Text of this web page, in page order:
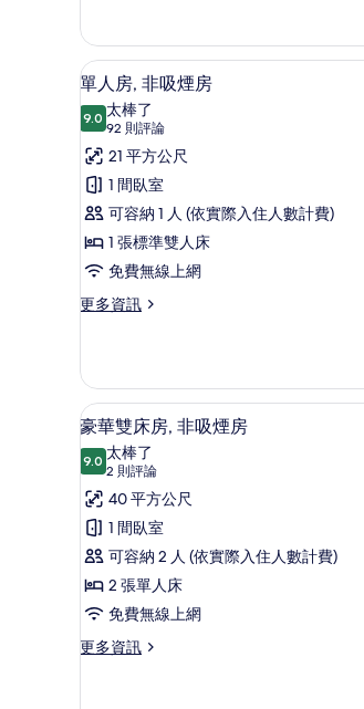
有
相
片
的
詳
情
顯
示
單
人
房,
非
吸
煙
房
有
相
片
羽絨被、
8
單人房, 非吸煙房
9.09.0 分，滿分 10 分
太棒了
92 則評論
(92
則
評
論)
21 平方公尺
1 間臥室
可容納 1 人 (依實際入住人數計費)
1 張標準雙人床
免費無線上網
更多資訊
更
房,
非
吸
房
詳
情
顯
示
豪
華
雙
床
房,
非
吸
豪華雙
8
豪華雙床房, 非吸煙房
9.09.0 分，滿分 10 分
太棒了
2 則評論
(2
則
評
論)
40 平方公尺
1 間臥室
可容納 2 人 (依實際入住人數計費)
2 張單人床
免費無線上網
更多資訊
更